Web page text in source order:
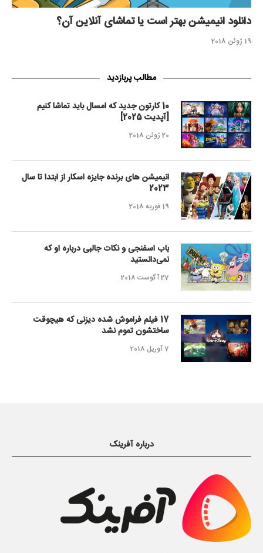
دانلود انیمیشن بهتر است یا تماشای آنلاین آن؟
19 ژوئن 2018
مطالب پربازدید
10 کارتون جدید که امسال باید تماشا کنیم
[آپدیت 2025]
20 ژوئن 2018
انیمیشن های برنده جایزه اسکار از ابتدا تا سال
2023
19 فوریه 2018
باب اسفنجی و نکات جالبی درباره او که
نمی‌دانستید
27 آگوست 2018
17 فیلم فراموش شده دیزنی که هیچوقت
ساختشون تموم نشد
7 آوریل 2018
درباره آفرینک